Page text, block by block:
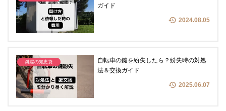
ガイド
2024.08.05
鍵屋の知恵袋
自転車の鍵を紛失したら？紛失時の対処
法＆交換ガイド
2025.06.07